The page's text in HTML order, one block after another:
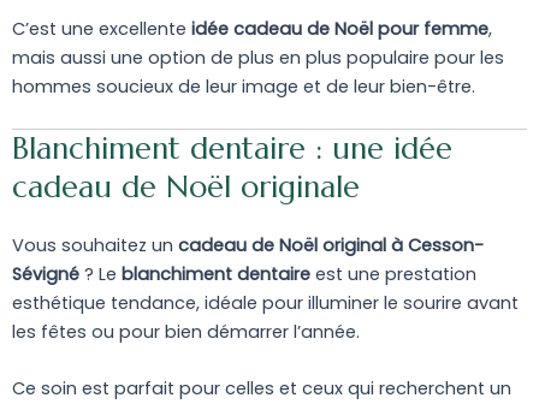
C’est une excellente idée cadeau de Noël pour femme,
mais aussi une option de plus en plus populaire pour les
hommes soucieux de leur image et de leur bien-être.
Blanchiment dentaire : une idée
cadeau de Noël originale
Vous souhaitez un cadeau de Noël original à Cesson-
Sévigné ? Le blanchiment dentaire est une prestation
esthétique tendance, idéale pour illuminer le sourire avant
les fêtes ou pour bien démarrer l’année.
Ce soin est parfait pour celles et ceux qui recherchent un